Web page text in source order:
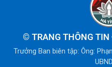
© TRANG THÔNG
Trưởng Ban biên tập: Ông: